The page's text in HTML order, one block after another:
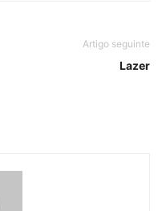
Artigo seguinte
Lazer